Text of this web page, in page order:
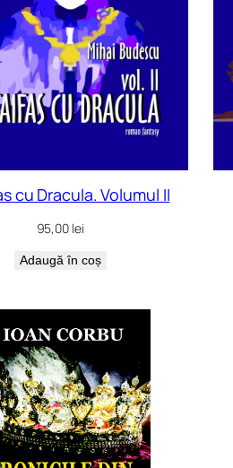
cu Dracula. Volumul II
95,00 lei
Adaugă în coș